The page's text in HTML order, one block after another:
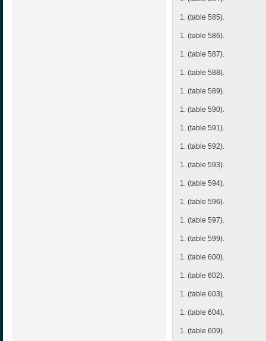
1. (table 585).
1. (table 586).
1. (table 587).
1. (table 588).
1. (table 589).
1. (table 590).
1. (table 591).
1. (table 592).
1. (table 593).
1. (table 594).
1. (table 596).
1. (table 597).
1. (table 599).
1. (table 600).
1. (table 602).
1. (table 603).
1. (table 604).
1. (table 609).